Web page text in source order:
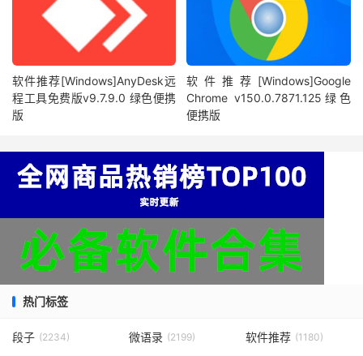
软件推荐[Windows]AnyDesk远
程工具免费版v9.7.9.0 绿色便携
版
软件推荐[Windows]Google
Chrome v150.0.7871.125绿色
便携版
热门标签
段子 (2234) 微语录 (2199) 软件推荐 (1180)